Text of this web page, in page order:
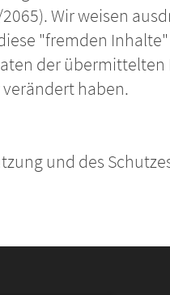
Wir weisen
"fremden
der
haben.
und des